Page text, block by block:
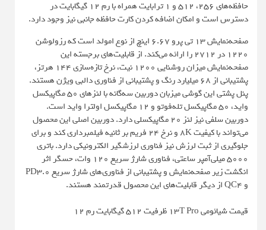
حافظه‌های 256، 512 و 1 ترابایت همراه با رم 12 گیگابایت در
دسترس است و امکان اضافه کردن کارت حافظه جانبی نیز وجود دارد.
صفحه‌نمایش 13 تی پرو 6.67 اینچ از نوع امولد است که رزولوشن
1220 در 2712 را ارائه می‌کند. از قابلیت‌های برجسته این
صفحه‌نمایش میزان روشنایی 1200 نیت، نرخ تازه‌سازی 144 هرتز،
پشتیبانی از 68 میلیارد رنگ و پشتیبانی از فناوری دالبی ویژن هستند.
پنل پشتی این گوشی میزبان دوربین سه‌گانه با لنزهای 50 مگاپیکسل
واید، 50 مگاپیکسل تله‌فوتو و 12 مگاپیکسل اولترا واید است.
دوربین سلفی نیز لنز 20 مگاپیکسلی دارد. دوربین اصلی این محصول
می‌تواند با کیفیت 8K و نرخ 24 فریم بر ثانیه فیلمبرداری کند و برای
جلوگیری از ثبت لرزش نیز فناوری لرزشگیر الکترونیکی دارد. باتری
5000 میلی‌آمپر ساعتی، فناوری شارژ سریع 120 وات، حسگر اثر
انگشت زیر صفحه‌نمایش و پشتیبانی از فناوری‌های شارژ سریع PD3.0
و QC4 از دیگر قابلیت‌های این محصول قدرتمند هستند.
قیمت شیائومی 13T Pro ظرفیت 512 گیگابایت رم 12